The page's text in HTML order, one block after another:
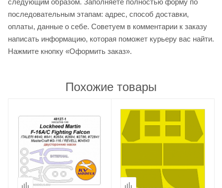
следующим образом. Заполняете полностью форму по
последовательным этапам: адрес, способ доставки,
оплаты, данные о себе. Советуем в комментарии к заказу
написать информацию, которая поможет курьеру вас найти.
Нажмите кнопку «Оформить заказ».
Похожие товары